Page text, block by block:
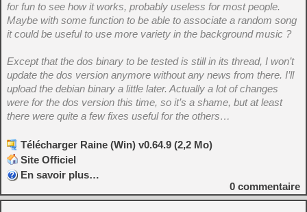
for fun to see how it works, probably useless for most people.
Maybe with some function to be able to associate a random song
it could be useful to use more variety in the background music ?
Except that the dos binary to be tested is still in its thread, I won’t
update the dos version anymore without any news from there. I’ll
upload the debian binary a little later. Actually a lot of changes
were for the dos version this time, so it’s a shame, but at least
there were quite a few fixes useful for the others…
Télécharger Raine (Win) v0.64.9 (2,2 Mo)
Site Officiel
En savoir plus…
0 commentaire